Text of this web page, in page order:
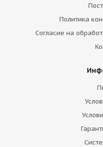
Политика
Согласие на